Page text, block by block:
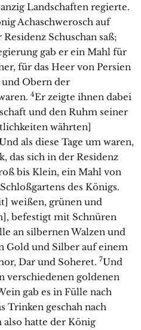
Landschaften regierte.
Achaschwerosch auf
Schuschan saß;
gab er ein Mahl für
für das Heer von Persien
Obern der
4Er zeigte ihnen dabei
und den Ruhm seiner
währten]
als diese Tage um waren,
das sich in der Residenz
bis Klein, ein Mahl von
des Königs.
weißen, grünen und
befestigt mit Schnüren
an silbernen Walzen und
Gold und Silber auf einem
Dar und Soheret. 7Und
verschiedenen goldenen
gab es in Fülle nach
Trinken geschah nach
also hatte der König